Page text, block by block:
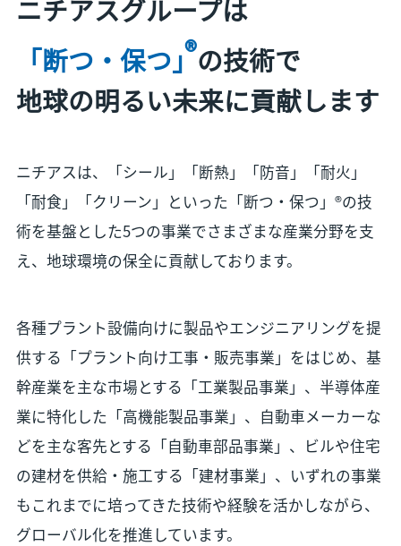
ニチアスグループは
「断つ・保つ」
®の技術で
地球の明るい未来に貢献します
ニチアスは、「シール」「断熱」「防音」「耐火」
「耐食」「クリーン」といった「断つ・保つ」®の技
術を基盤とした5つの事業でさまざまな産業分野を支
え、地球環境の保全に貢献しております。
各種プラント設備向けに製品やエンジニアリングを提
供する「プラント向け工事・販売事業」をはじめ、基
幹産業を主な市場とする「工業製品事業」、半導体産
業に特化した「高機能製品事業」、自動車メーカーな
どを主な客先とする「自動車部品事業」、ビルや住宅
の建材を供給・施工する「建材事業」、いずれの事業
もこれまでに培ってきた技術や経験を活かしながら、
グローバル化を推進しています。